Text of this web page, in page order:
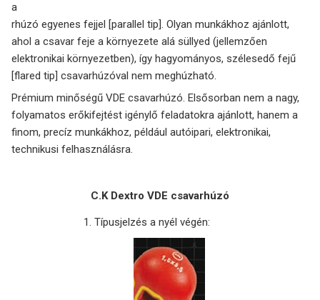
a
rhúzó egyenes fejjel [parallel tip]. Olyan munkákhoz ajánlott,
ahol a csavar feje a környezete alá süllyed (jellemzően
elektronikai környezetben), így hagyományos, szélesedő fejű
[flared tip] csavarhúzóval nem meghúzható.
Prémium minőségű VDE csavarhúzó. Elsősorban nem a nagy,
folyamatos erőkifejtést igénylő feladatokra ajánlott, hanem a
finom, precíz munkákhoz, például autóipari, elektronikai,
technikusi felhasználásra.
C.K Dextro VDE csavarhúzó
Típusjelzés a nyél végén: